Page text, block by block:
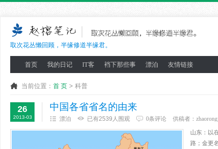
取次花丛懒回顾，半缘修道半缘君。
首页 我的日记 IT客 裆下那些事 漂泊 友情链接
当前位置： 首 页 > 科普
26
2013-03
中国各省省名的由来
漂泊 已有2539人围观 0条评论 供稿者： zhaorong
山东：以
路；金更